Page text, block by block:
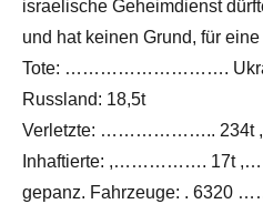
israelische Geheimdienst
und hat keinen Grund, für
Tote: ……………………….
Russland: 18,5t
Verletzte: ………………..
Inhaftierte: ,…………….
gepanz. Fahrzeuge: .